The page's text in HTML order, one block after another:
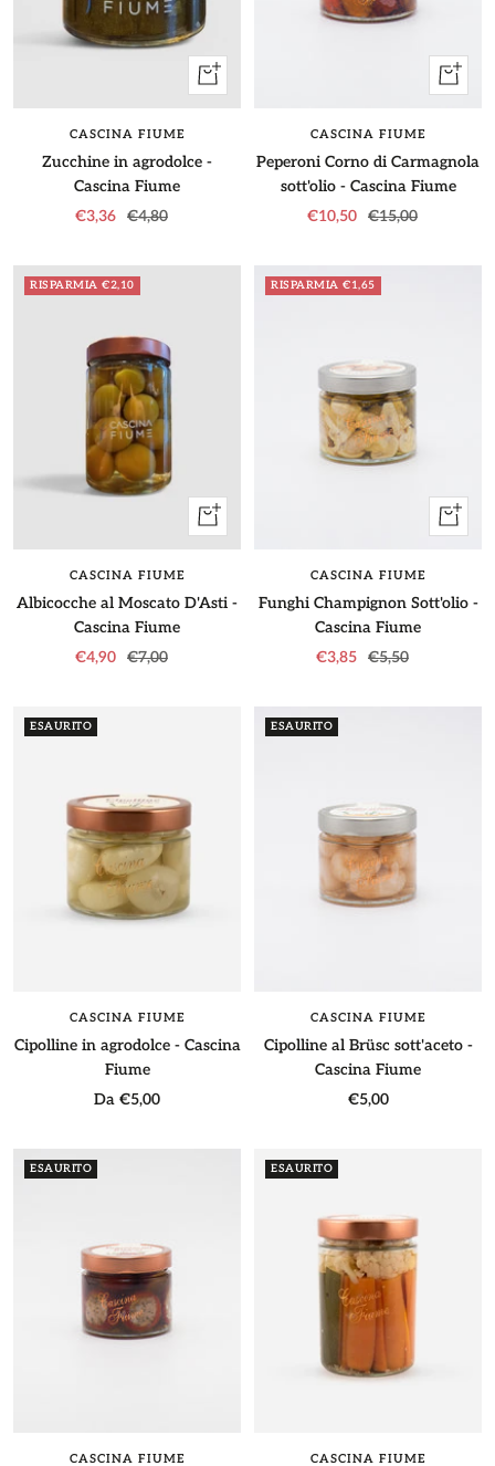
+
Aggiungi
CASCINA FIUME
Zucchine in agrodolce -
Cascina Fiume
Prezzo
vendita
€3,36 Prezzo
€4,80
+
CASCINA FIUME
Peperoni Corno di Carmagnola
sott'olio - Cascina Fiume
Prezzo
€10,50 Prezzo
€15,00
RISPARMIA €2,10
+
Aggiungi
CASCINA FIUME
Albicocche al Moscato D'Asti -
Cascina Fiume
Prezzo
€4,90 Prezzo
€7,00
RISPARMIA €1,65
+
CASCINA FIUME
Funghi Champignon Sott'olio -
Cascina Fiume
Prezzo
€3,85 Prezzo
€5,50
ESAURITO
CASCINA FIUME
Cipolline in agrodolce - Cascina
Fiume
Prezzo
Da €5,00
ESAURITO
CASCINA FIUME
Cipolline al Brüsc sott'aceto -
Cascina Fiume
Prezzo
€5,00
ESAURITO
CASCINA FIUME
ESAURITO
CASCINA FIUME